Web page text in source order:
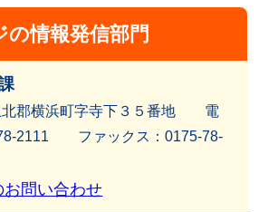
の情報発信部門
北郡横浜町字寺下３５番地 電
78-2111 ファッ クス：0175-78-
お問い合わせ